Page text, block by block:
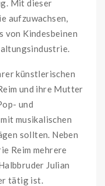
Mit dieser
aufzuwachsen,
von Kindesbeinen
künstlerischen
und ihre Mutter
und
musikalischen
sollten. Neben
Reim mehrere
Julian
tätig ist.